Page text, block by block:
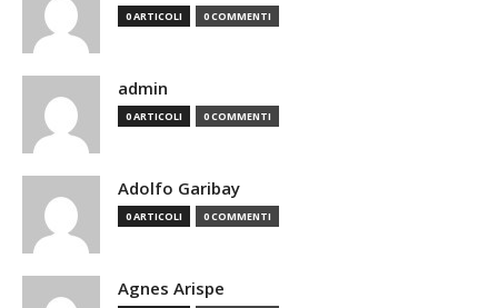
0 ARTICOLI 0 COMMENTI
admin
0 ARTICOLI 0 COMMENTI
Adolfo Garibay
0 ARTICOLI 0 COMMENTI
Agnes Arispe